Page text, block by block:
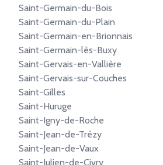
Saint-Germain-du-Bois
Saint-Germain-du-Plain
Saint-Germain-en-Brionnais
Saint-Germain-lès-Buxy
Saint-Gervais-en-Vallière
Saint-Gervais-sur-Couches
Saint-Gilles
Saint-Huruge
Saint-Igny-de-Roche
Saint-Jean-de-Trézy
Saint-Jean-de-Vaux
Saint-Julien-de-Civry